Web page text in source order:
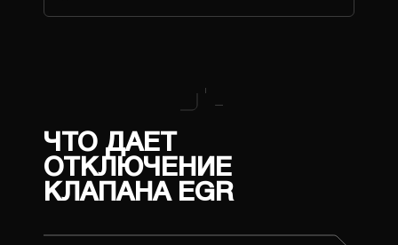
ЧТО ДАЕТ
ОТКЛЮЧЕНИЕ
КЛАПАНА EGR